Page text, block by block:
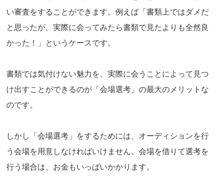
い審査をすることができます。例えば「書類上ではダメだ
と思ったが、実際に会ってみたら書類で見たよりも全然良
かった！」というケースです。
書類では気付けない魅力を、実際に会うことによって見つ
け出すことができるのが「会場選考」の最大のメリットな
のです。
しかし「会場選考」をするためには、オーディションを行
う会場を用意しなければいけません。会場を借りて選考を
行う場合は、お金もいっぱいかかります。